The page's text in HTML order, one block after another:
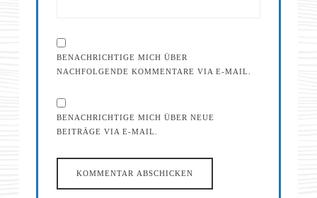
BENACHRICHTIGE MICH ÜBER
NACHFOLGENDE KOMMENTARE VIA E-MAIL.
BENACHRICHTIGE MICH ÜBER NEUE
BEITRÄGE VIA E-MAIL.